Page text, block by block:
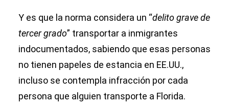
Y es que la norma considera un “delito grave de
tercer grado” transportar a inmigrantes
indocumentados, sabiendo que esas personas
no tienen papeles de estancia en EE.UU.,
incluso se contempla infracción por cada
persona que alguien transporte a Florida.